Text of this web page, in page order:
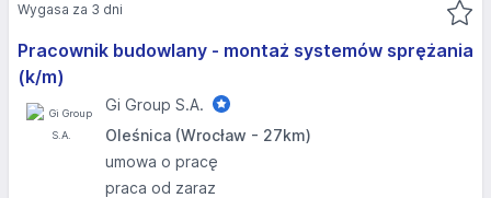
Pracownik budowlany - montaż systemów sprężania
(k/m)
Gi Group S.A.
Oleśnica (Wrocław - 27km)
umowa o pracę
praca od zaraz
Wygasa za 3 dni